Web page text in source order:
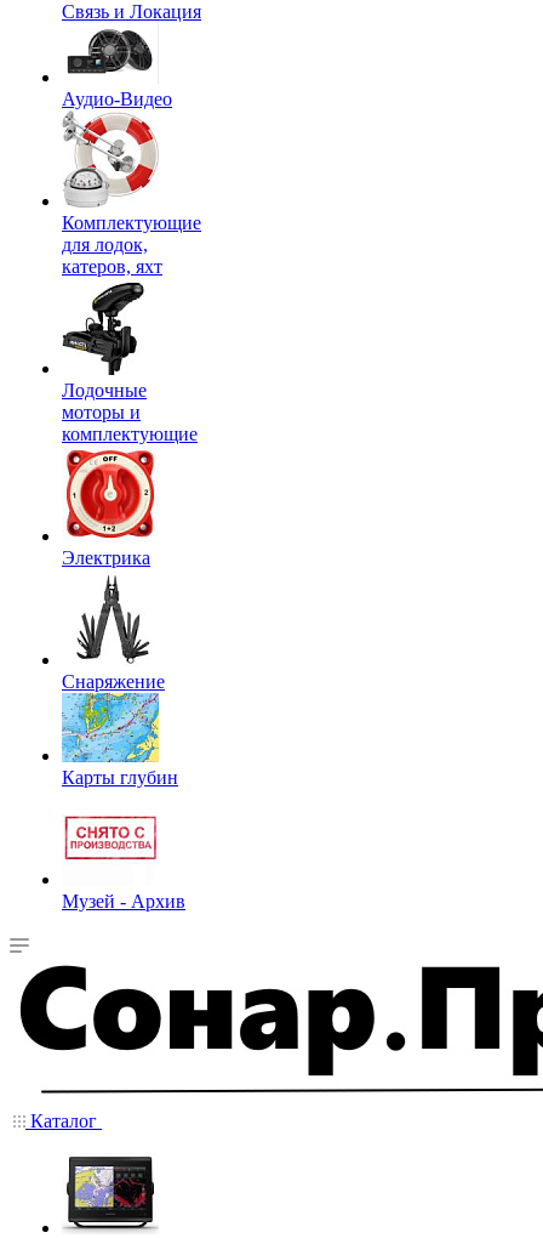
Связь и Локация
Аудио-Видео
Комплектующие
для лодок,
катеров, яхт
Лодочные
моторы и
комплектующие
Электрика
Снаряжение
Карты глубин
Музей - Архив
Каталог